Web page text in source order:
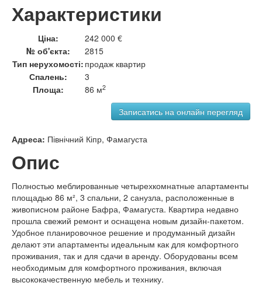
Характеристики
Ціна:
242 000 €
№ об'єкта:
2815
Тип нерухомості: продаж квартир
Спалень:
3
Площа:
86 м2
Адреса: Північний Кіпр, Фамагуста
Опис
Полностью меблированные четырехкомнатные апартаменты
площадью 86 м², 3 спальни, 2 санузла, расположенные в
живописном районе Бафра, Фамагуста. Квартира недавно
прошла свежий ремонт и оснащена новым дизайн-пакетом.
Удобное планировочное решение и продуманный дизайн
делают эти апартаменты идеальным как для комфортного
проживания, так и для сдачи в аренду. Оборудованы всем
необходимым для комфортного проживания, включая
высококачественную мебель и технику.